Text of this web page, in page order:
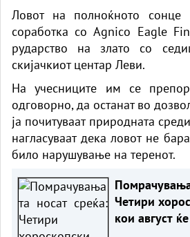
Ловот на полноќното сонце
соработка со Agnico Eagle
рударство на злато со
скијачкиот центар Леви.
На учесниците им се
одговорно, да останат во
ја почитуваат природната
нагласуваат дека ловот не
било нарушување на теренот.
Четири
кои август